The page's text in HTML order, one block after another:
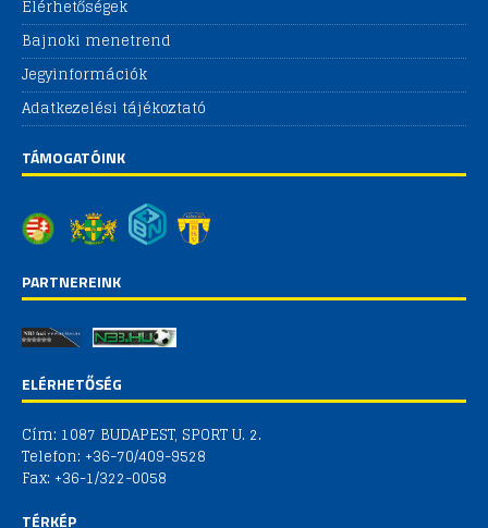
Elérhetőségek
Bajnoki menetrend
Jegyinformációk
Adatkezelési tájékoztató
TÁMOGATÓINK
PARTNEREINK
ELÉRHETŐSÉG
Cím: 1087 BUDAPEST, SPORT U. 2.
Telefon: +36-70/409-9528
Fax: +36-1/322-0058
TÉRKÉP